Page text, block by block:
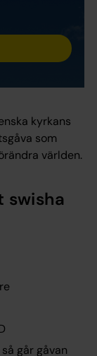
kyrkans
som
världen.
swisha
går gåvan